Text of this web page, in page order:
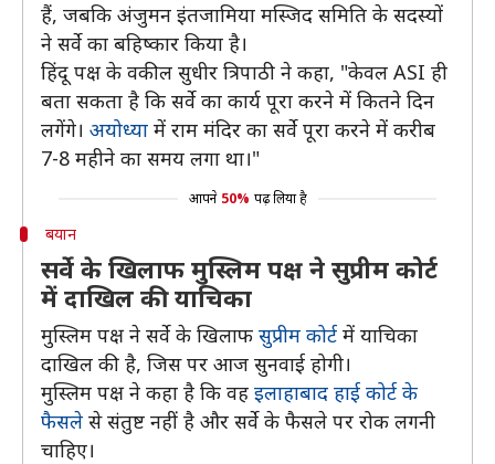
हैं, जबकि अंजुमन इंतजामिया मस्जिद समिति के सदस्यों
ने सर्वे का बहिष्कार किया है।
हिंदू पक्ष के वकील सुधीर त्रिपाठी ने कहा, "केवल ASI ही
बता सकता है कि सर्वे का कार्य पूरा करने में कितने दिन
लगेंगे। अयोध्या में राम मंदिर का सर्वे पूरा करने में करीब
7-8 महीने का समय लगा था।"
आपने 50% पढ़ लिया है
बयान
सर्वे के खिलाफ मुस्लिम पक्ष ने सुप्रीम कोर्ट
में दाखिल की याचिका
मुस्लिम पक्ष ने सर्वे के खिलाफ सुप्रीम कोर्ट में याचिका
दाखिल की है, जिस पर आज सुनवाई होगी।
मुस्लिम पक्ष ने कहा है कि वह इलाहाबाद हाई कोर्ट के
फैसले से संतुष्ट नहीं है और सर्वे के फैसले पर रोक लगनी
चाहिए।